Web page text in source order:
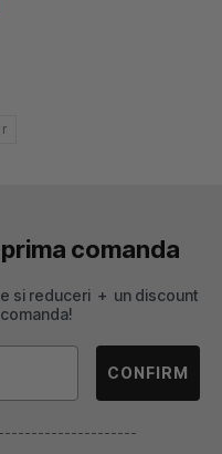
comanda
si reduceri + un discount
CONFIRM